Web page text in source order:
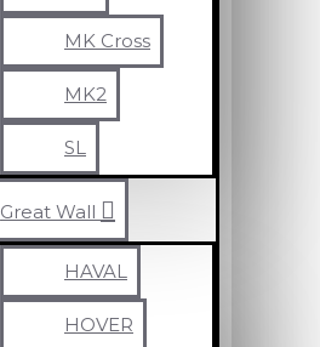
MK Cross
MK2
SL
Great Wall
HAVAL
HOVER